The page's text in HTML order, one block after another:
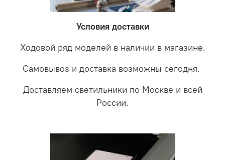
проверки будет выясненная причина поломки и
LED светильники не только экономите деньги но еще
забудете что такое тусклость и недостаток освещения.
Условия доставки
Ходовой ряд моделей в наличии в магазине.
Самовывоз и доставка возможны сегодня.
Доставляем светильники по Москве и всей
России.